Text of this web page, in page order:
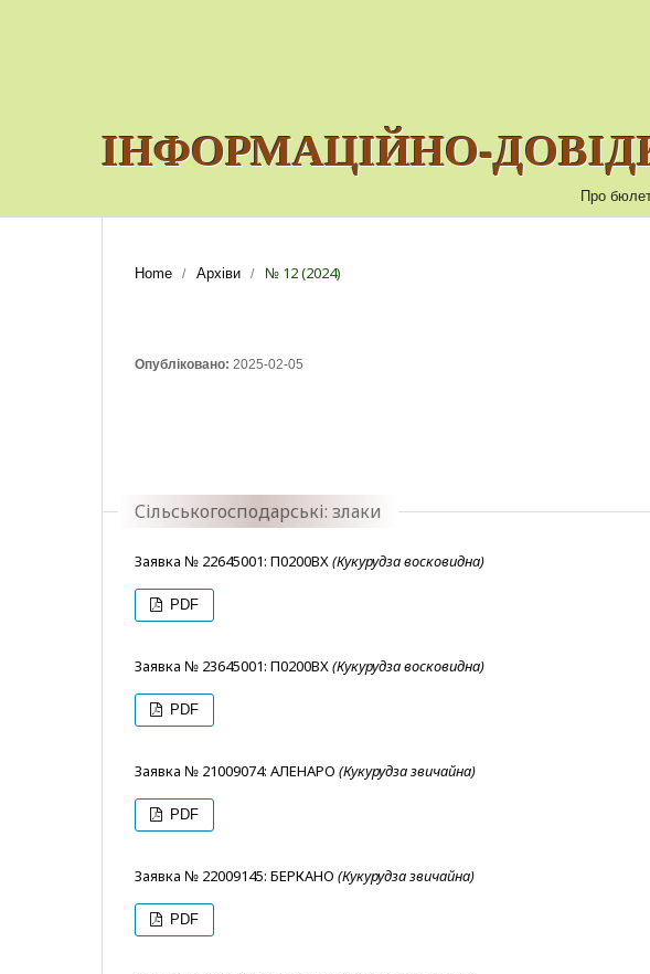
ІНФОРМАЦІЙНО-
Про
Home / Архіви / № 12 (2024)
Опубліковано: 2025-02-05
Сільськогосподарські: злаки
Заявка № 22645001: П0200ВХ(Кукурудза восковидна)
PDF
Заявка № 23645001: П0200ВХ(Кукурудза восковидна)
PDF
Заявка № 21009074: АЛЕНАРО (Кукурудза звичайна)
PDF
Заявка № 22009145: БЕРКАНО (Кукурудза звичайна)
PDF